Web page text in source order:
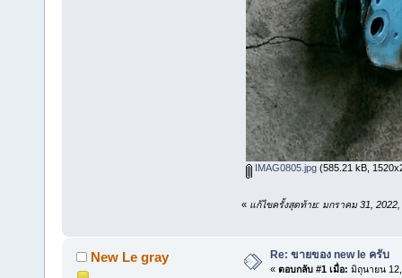
IMAG0805.jpg(585.21 kB,
« แก้ไขครั้งสุดท้าย: มกราคม 31,
New Le gray Re: ขายของ new le ครับ
« ตอบกลับ #1 เมื่อ: มิถุนายน